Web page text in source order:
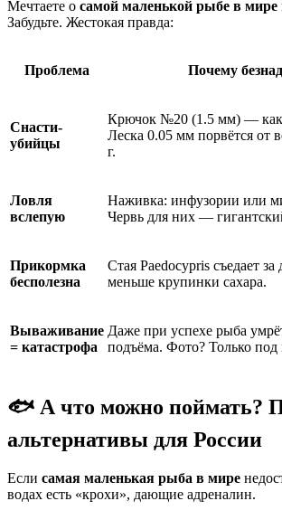
Мечтаете о самой маленькой рыбе в мире
Забудьте. Жестокая правда:
Проблема Почему
Снасти-
убийцы
Крючок №20 (1.5 мм) — как
Леска 0.05 мм порвётся от
г.
Ловля
вслепую
Наживка: инфузории или
Червь для них —
Прикормка
бесполезна
Стая Paedocypris съедает за
меньше крупинки сахара.
Вываживание
= катастрофа
Даже при успехе рыба
подъёма. Фото? Только
🐟 А что можно поймать?
альтернативы для России
Если самая маленькая рыба в мире
водах есть «крохи», дающие адреналин.